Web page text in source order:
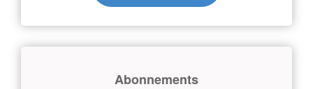
Abonnements